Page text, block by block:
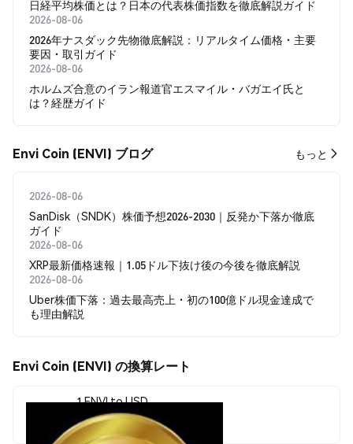
日経平均株価とは？日本の代表株価指数を徹底解説ガイド
2026-08-06
2026年ナスダック先物徹底解説：リアルタイム価格・主要
要因・取引ガイド
2026-08-06
ホルムズ合意のイラン報道官エスマイル・バガエイ氏と
は？経歴ガイド
Envi Coin (ENVI) ブログ もっと
2026-08-06
SanDisk（SNDK）株価予想2026-2030｜反発か下落か徹底
ガイド
2026-08-06
XRP最新価格速報｜1.05ドル下抜け後の今後を徹底解説
2026-08-06
Uber株価下落：過去最高売上・初の100億ドル現金達成で
も理由解説
Envi Coin (ENVI) の換算レート
1 ENVI to USD
$0.99222